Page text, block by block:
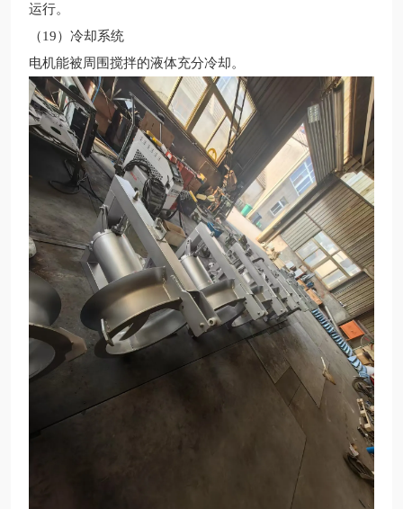
运行。
（19）冷却系统
电机能被周围搅拌的液体充分冷却。